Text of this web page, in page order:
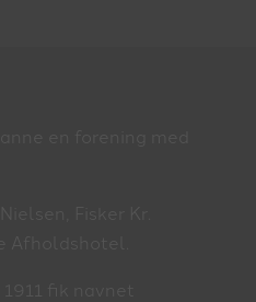
en forening med
Afholdshotel.
fik navnet